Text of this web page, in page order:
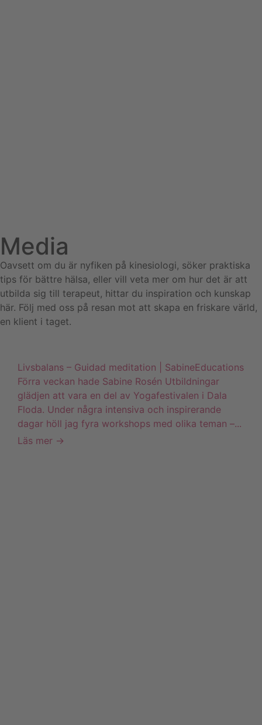
Media
Oavsett om du är nyfiken på kinesiologi, söker praktiska
tips för bättre hälsa, eller vill veta mer om hur det är att
utbilda sig till terapeut, hittar du inspiration och kunskap
här. Följ med oss på resan mot att skapa en friskare värld,
en klient i taget.
Livsbalans – Guidad meditation | SabineEducations
Förra veckan hade Sabine Rosén Utbildningar
glädjen att vara en del av Yogafestivalen i Dala
Floda. Under några intensiva och inspirerande
dagar höll jag fyra workshops med olika teman –...
Läs mer →